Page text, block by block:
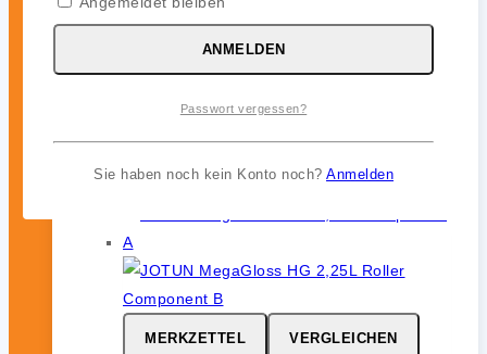
0von 5
46,99
inkl. 19 % MwSt.
MERKZETTEL VERGLEICHEN
ANMELDEN
Passwort vergessen?
Sie haben noch kein Konto noch? Anmelden